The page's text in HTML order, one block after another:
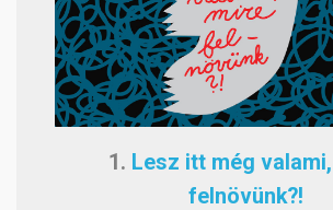
1. Lesz itt még
felnövünk?!